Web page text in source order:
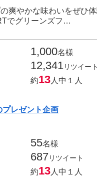
爽やかな味わいをぜひ
でグリーンズフ…
1,000名様
12,341リツイート
約13人中１人
プレゼント企画
55名様
687リツイート
約13人中１人